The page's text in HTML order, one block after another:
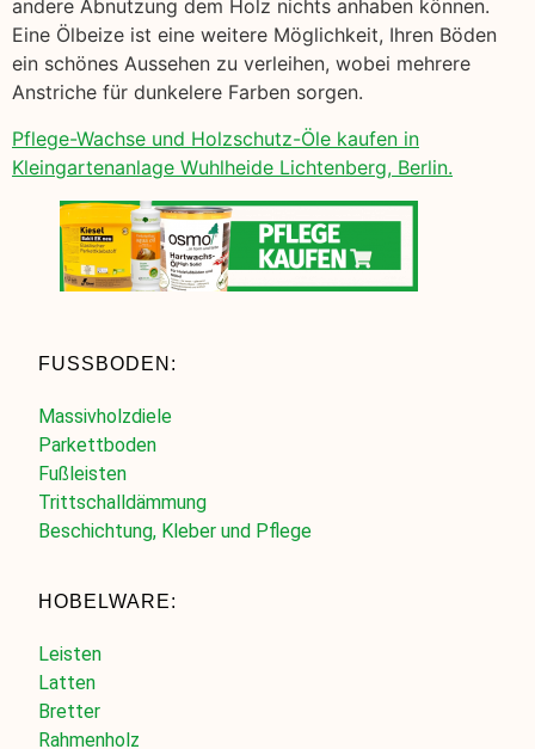
andere Abnutzung dem Holz nichts anhaben können.
Eine Ölbeize ist eine weitere Möglichkeit, Ihren Böden
ein schönes Aussehen zu verleihen, wobei mehrere
Anstriche für dunkelere Farben sorgen.
Pflege-Wachse und Holzschutz-Öle kaufen in
Kleingartenanlage Wuhlheide Lichtenberg, Berlin.
FUSSBODEN:
Massivholzdiele
Parkettboden
Fußleisten
Trittschalldämmung
Beschichtung, Kleber und Pflege
HOBELWARE:
Leisten
Latten
Bretter
Rahmenholz